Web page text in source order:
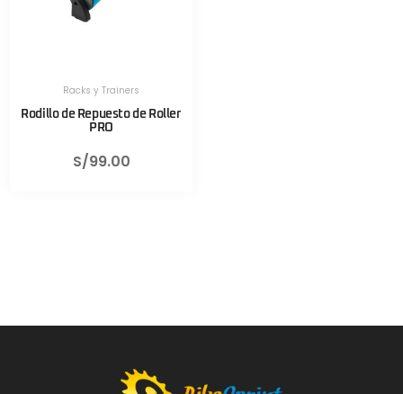
Racks y Trainers
Rodillo de Repuesto de Roller
PRO
S/99.00